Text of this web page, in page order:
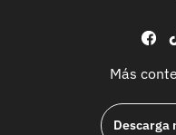
Más
Descarga